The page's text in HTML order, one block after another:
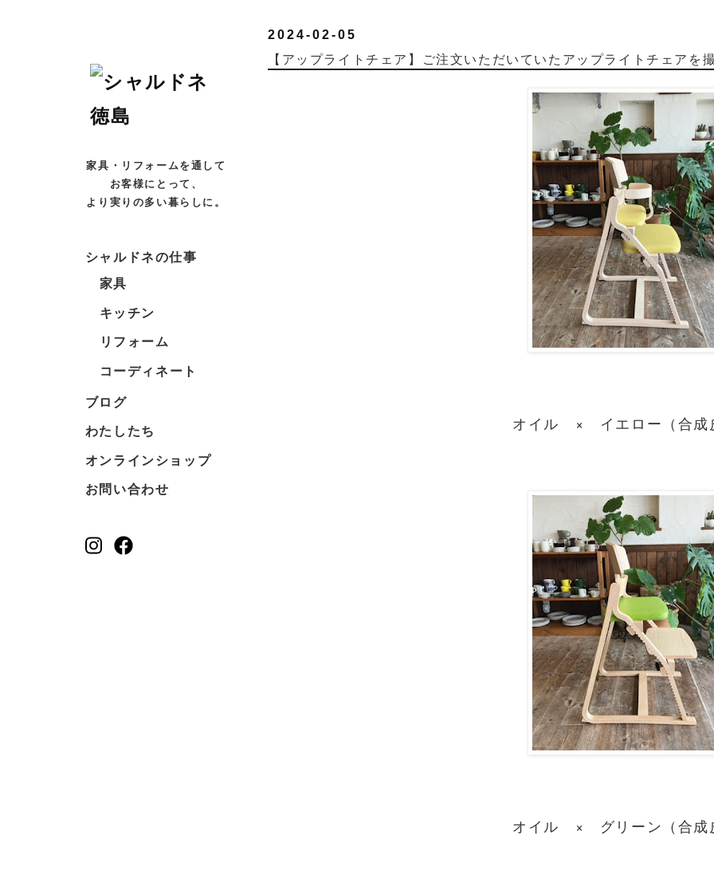
家具・リフォームを通して
お客様にとって、
より実りの多い暮らしに。
シャルドネの仕事
家具
キッチン
リフォーム
コーディネート
ブログ
わたしたち
オンラインショップ
お問い合わせ
2024-02-05
【アップライトチェア】ご注文いただいていたアップライトチェアを
オイル × イエロー（合成
オイル × グリーン（合成